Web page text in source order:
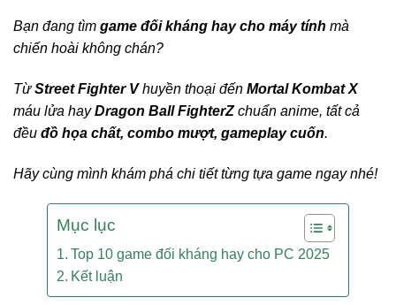
Bạn đang tìm game đối kháng hay cho máy tính mà
chiến hoài không chán?
TừStreet Fighter Vhuyền thoại đến Mortal Kombat X
máu lửa hayDragon Ball FighterZchuẩn anime, tất cả
đều đồ họa chất, combo mượt, gameplay cuốn.
Hãy cùng mình khám phá chi tiết từng tựa game ngay nhé!
Mục lục
Top 10 game đối kháng hay cho PC 2025
Kết luận